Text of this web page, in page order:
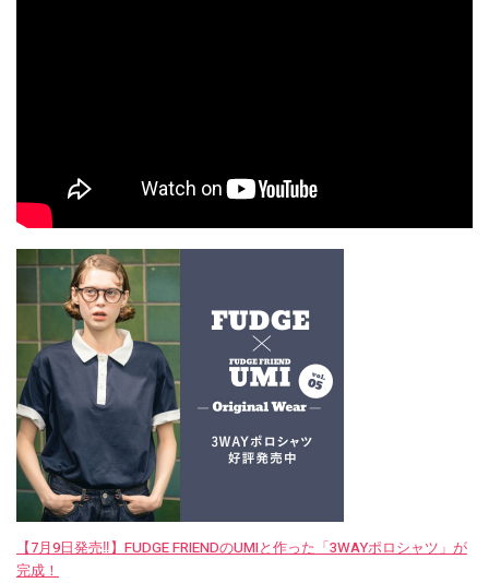
【7月9日発売‼︎】FUDGE FRIENDのUMIと作った「3WAYポロシャツ」が
完成！